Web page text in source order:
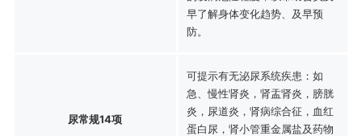
早了解身体变化趋势、及早预
防。
尿常规14项
可提示有无泌尿系统疾患：如
急、慢性肾炎，肾盂肾炎，膀胱
炎，尿道炎，肾病综合征，血红
蛋白尿，肾小管重金属盐及药物